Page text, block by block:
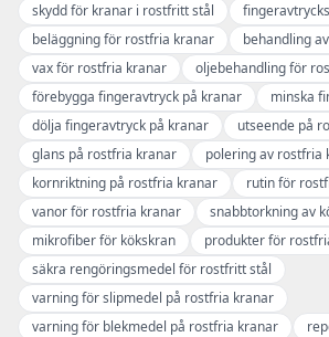
skydd för kranar i rostfritt stål
beläggning för rostfria kranar
behandling
vax för rostfria kranar
oljebehandling för
förebygga fingeravtryck på kranar
minska
dölja fingeravtryck på kranar
utseende på
glans på rostfria kranar
polering av rostfria
kornriktning på rostfria kranar
rutin för
vanor för rostfria kranar
snabbtorkning av
mikrofiber för kökskran
produkter för
säkra rengöringsmedel för rostfritt stål
varning för slipmedel på rostfria kranar
varning för blekmedel på rostfria kranar